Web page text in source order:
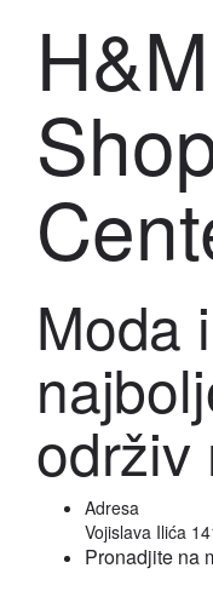
Moda
održiv
Adresa
Vojislava Ilića
Pronadjite na